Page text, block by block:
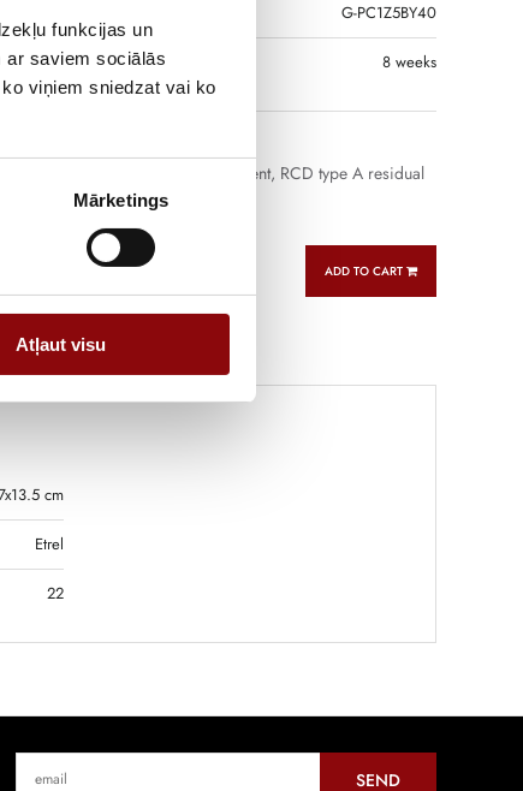
funkcijas un
ar saviem sociālās
viņiem sniedzat vai ko
Mārketings
Atļaut visu
G-PC1Z5BY40
THE PRODUCT IS
RIGA
8 weeks
detection of residual DC current, RCD type A residual
Ethernet, LTE
ADD TO CART
cm
Etrel
22
SEND